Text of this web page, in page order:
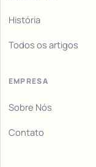
História
Todos os artigos
EMPRESA
Sobre Nós
Contato